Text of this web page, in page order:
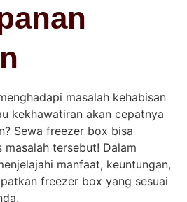
masalah kehabisan
kekhawatiran akan cepatnya
Sewa freezer box bisa
masalah tersebut! Dalam
manfaat, keuntungan,
freezer box yang sesuai